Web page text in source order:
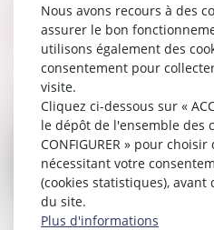
Précisions sur les
de canalisations
d’assainissement
31 MAI
Nous avons recours à des
assurer le bon
utilisons également des
consentement pour
visite.
Cliquez ci-dessous sur «
le dépôt de l'ensemble des
CONFIGURER » pour
nécessitant votre
(cookies statistiques),
du site.
Plus d'informations